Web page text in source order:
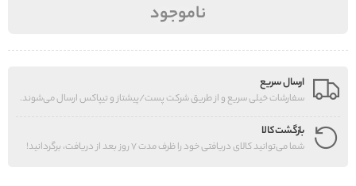
ناموجود
ارسال سریع
سفارشات خیلی سریع و از طریق شرکت پست/پیشتاز و تیپاکس ارسال می‌شوند.
بازگشت کالا
شما می‌توانید کالای دریافتی خود را ظرف مدت 7 روز بعد از دریافت، برگردانید!